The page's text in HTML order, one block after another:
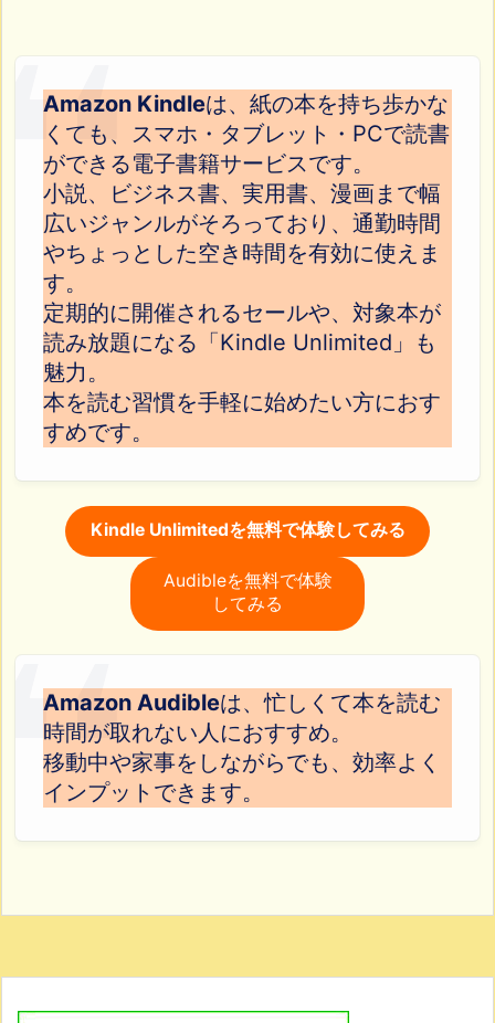
Amazon Kindleは、紙の本を持ち歩かな
くても、スマホ・タブレット・PCで読書
ができる電子書籍サービスです。
小説、ビジネス書、実用書、漫画まで幅
広いジャンルがそろっており、通勤時間
やちょっとした空き時間を有効に使えま
す。
定期的に開催されるセールや、対象本が
読み放題になる「Kindle Unlimited」も
魅力。
本を読む習慣を手軽に始めたい方におす
すめです。
Kindle Unlimitedを無料で体験してみる
Audibleを無料で体験
してみる
Amazon Audibleは、忙しくて本を読む
時間が取れない人におすすめ。
移動中や家事をしながらでも、効率よく
インプットできます。